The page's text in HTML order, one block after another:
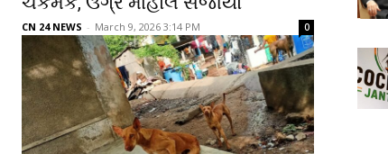
CN 24 NEWS - March 9, 2026 3:14 PM 0